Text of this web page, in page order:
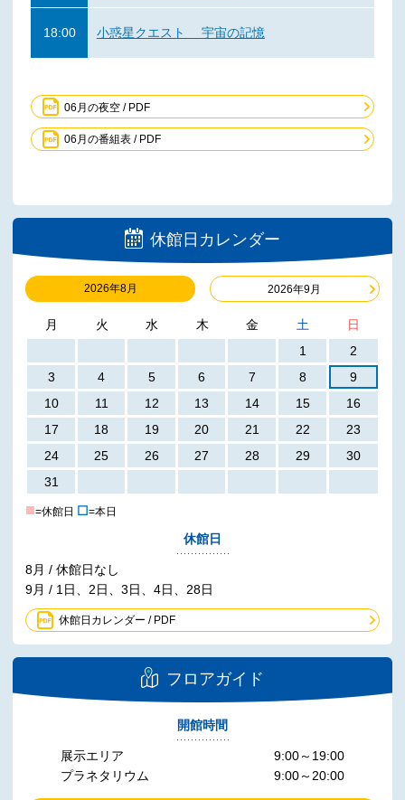
休館日カレンダー
2026年8月 2026年9月
月 火 水 木 金 土
日
1
2
3
4 5 6 7 8
9
10
11 12 13 14 15
16
17
18 19 20 21 22
23
24
25 26 27 28 29
30
31
■=休館日 ☐=本日
休館日
8月 / 休館日なし
9月 / 1日、2日、3日、4日、28日
休館日カレンダー / PDF
フロアガイド
開館時間
展示エリア
プラネタリウム
9:00～19:00
9:00～20:00
18:00 小惑星クエスト 宇宙の記憶
06月の夜空 / PDF
06月の番組表 / PDF